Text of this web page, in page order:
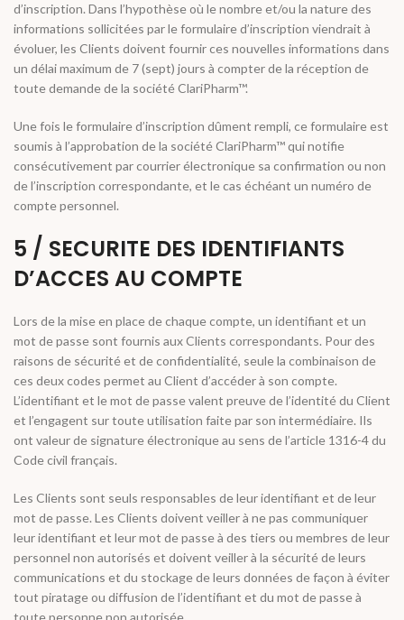
d’inscription. Dans l’hypothèse où le nombre et/ou la nature des
informations sollicitées par le formulaire d’inscription viendrait à
évoluer, les Clients doivent fournir ces nouvelles informations dans
un délai maximum de 7 (sept) jours à compter de la réception de
toute demande de la société ClariPharm™.
Une fois le formulaire d’inscription dûment rempli, ce formulaire est
soumis à l’approbation de la société ClariPharm™ qui notifie
consécutivement par courrier électronique sa confirmation ou non
de l’inscription correspondante, et le cas échéant un numéro de
compte personnel.
5 / SECURITE DES IDENTIFIANTS
D’ACCES AU COMPTE
Lors de la mise en place de chaque compte, un identifiant et un
mot de passe sont fournis aux Clients correspondants. Pour des
raisons de sécurité et de confidentialité, seule la combinaison de
ces deux codes permet au Client d’accéder à son compte.
L’identifiant et le mot de passe valent preuve de l’identité du Client
et l’engagent sur toute utilisation faite par son intermédiaire. Ils
ont valeur de signature électronique au sens de l’article 1316-4 du
Code civil français.
Les Clients sont seuls responsables de leur identifiant et de leur
mot de passe. Les Clients doivent veiller à ne pas communiquer
leur identifiant et leur mot de passe à des tiers ou membres de leur
personnel non autorisés et doivent veiller à la sécurité de leurs
communications et du stockage de leurs données de façon à éviter
tout piratage ou diffusion de l’identifiant et du mot de passe à
toute personne non autorisée.